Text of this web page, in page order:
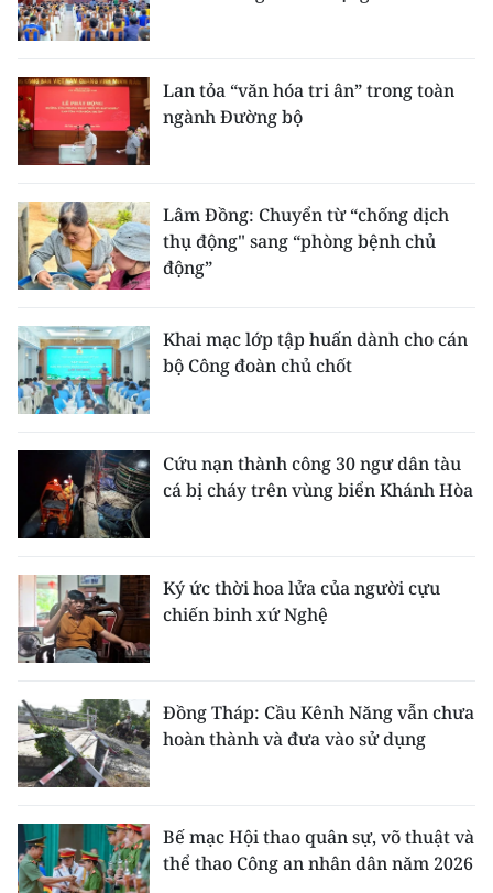
Lan tỏa “văn hóa tri ân” trong toàn
ngành Đường bộ
Lâm Đồng: Chuyển từ “chống dịch
thụ động" sang “phòng bệnh chủ
động”
Khai mạc lớp tập huấn dành cho cán
bộ Công đoàn chủ chốt
Cứu nạn thành công 30 ngư dân tàu
cá bị cháy trên vùng biển Khánh Hòa
Ký ức thời hoa lửa của người cựu
chiến binh xứ Nghệ
Đồng Tháp: Cầu Kênh Năng vẫn chưa
hoàn thành và đưa vào sử dụng
Bế mạc Hội thao quân sự, võ thuật và
thể thao Công an nhân dân năm 2026